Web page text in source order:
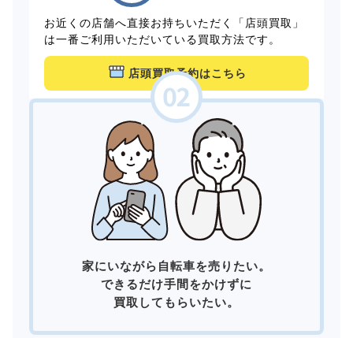
お近くの店舗へ直接お持ちいただく「店頭買取」
は一番ご利用いただいている買取方法です。
店頭買取予約はこちら
家にいながら自転車を売りたい。
できるだけ手間をかけずに
買取してもらいたい。